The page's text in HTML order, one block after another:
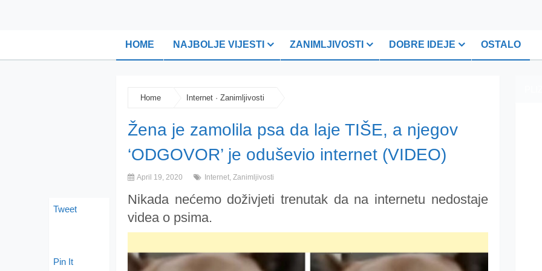
HOME NAJBOLJE VIJESTI ZANIMLJIVOSTI DOBRE IDEJE OSTALO
Home Internet · Zanimljivosti
Žena je zamolila psa da laje TIŠE, a njegov
‘ODGOVOR’ je oduševio internet (VIDEO)
April 19, 2020 Internet, Zanimljivosti
Nikada nećemo doživjeti trenutak da na internetu nedostaje
videa o psima.
Tweet
Pin It